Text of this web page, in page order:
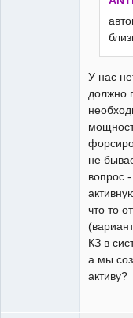
У нас
должно
не
вопрос
что то
КЗ в
а мы
активу?